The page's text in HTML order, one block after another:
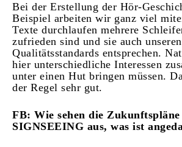
Bei der Erstellung der Hör-
Beispiel arbeiten wir ganz viel
Texte durchlaufen mehrere
zufrieden sind und sie auch unseren
Qualitätsstandards entsprechen.
hier unterschiedliche Interessen
unter einen Hut bringen müssen.
der Regel sehr gut.
FB: Wie sehen die Zukunftspläne
SIGNSEEING aus, was ist